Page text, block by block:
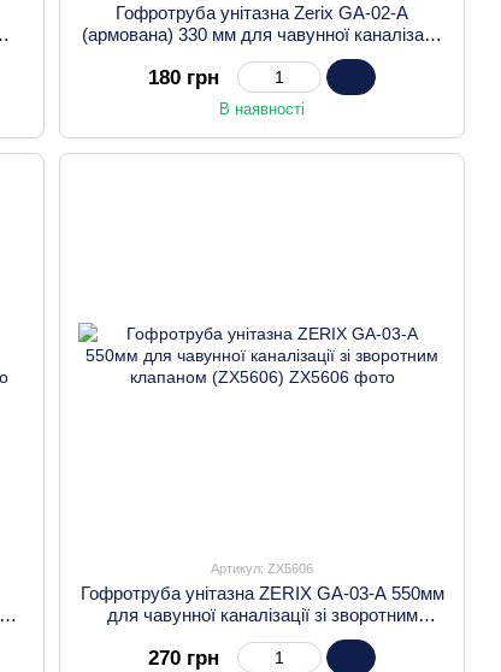
Гофротруба унітазна Zerix GA-02-A
(армована) 330 мм для чавунної каналізації
(d-110 мм) (ZX5090)
180 грн
В наявності
Артикул: ZX5606
Гофротруба унітазна ZERIX GA-03-A 550мм
для чавунної каналізації зі зворотним
клапаном (ZX5606)
270 грн